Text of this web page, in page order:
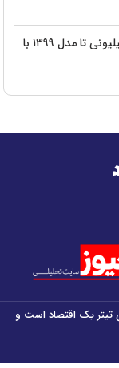
قیمت پراید کارکرده در تیر ۱۴۰۵؛ از هاچ‌بک ۲۵۸ میلیونی تا مدل ۱۳۹۹ با
تیتر یک اقتصاد است و